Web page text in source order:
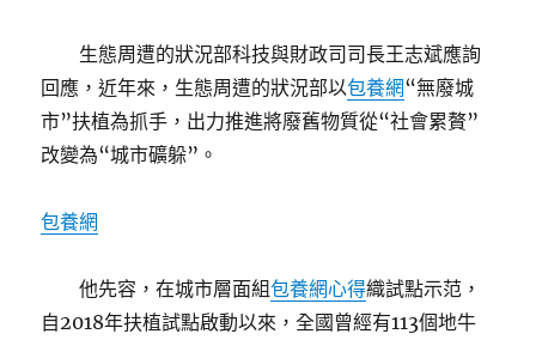
生態周遭的狀況部科技與財政司司長王志斌應詢
回應，近年來，生態周遭的狀況部以包養網“無廢城
市”扶植為抓手，出力推進將廢舊物質從“社會累贅”
改變為“城市礦躲”。
包養網
他先容，在城市層面組包養網心得織試點示范，
自2018年扶植試點啟動以來，全國曾經有113個地牛